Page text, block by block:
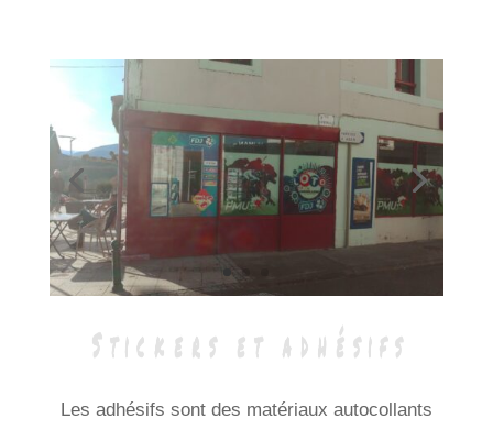
Les adhésifs sont des matériaux autocollants